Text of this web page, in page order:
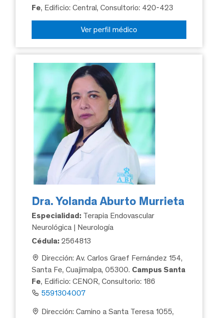
Fe, Edificio: Central, Consultorio: 420-423
Ver perfil médico
Dra. Yolanda Aburto Murrieta
Especialidad: Terapia Endovascular
Neurológica | Neurología
Cédula: 2564813
Dirección: Av. Carlos Graef Fernández 154,
Santa Fe, Cuajimalpa, 05300. Campus Santa
Fe, Edificio: CENOR, Consultorio: 186
5591304007
Dirección: Camino a Santa Teresa 1055,